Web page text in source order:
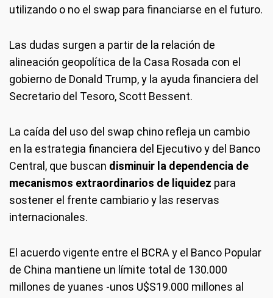
utilizando o no el swap para financiarse en el futuro.
Las dudas surgen a partir de la relación de
alineación geopolítica de la Casa Rosada con el
gobierno de Donald Trump, y la ayuda financiera del
Secretario del Tesoro, Scott Bessent.
La caída del uso del swap chino refleja un cambio
en la estrategia financiera del Ejecutivo y del Banco
Central, que buscan disminuir la dependencia de
mecanismos extraordinarios de liquidez para
sostener el frente cambiario y las reservas
internacionales.
El acuerdo vigente entre el BCRA y el Banco Popular
de China mantiene un límite total de 130.000
millones de yuanes -unos U$S19.000 millones al